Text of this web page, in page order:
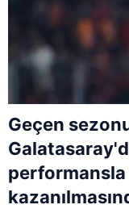
Geçen
performansla